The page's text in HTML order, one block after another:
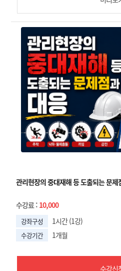
관리현장의 중대재해 등 도출되는 문제
수강료 : 10,000
강좌구성 1시간 (1강)
수강기간 1개월
수강신